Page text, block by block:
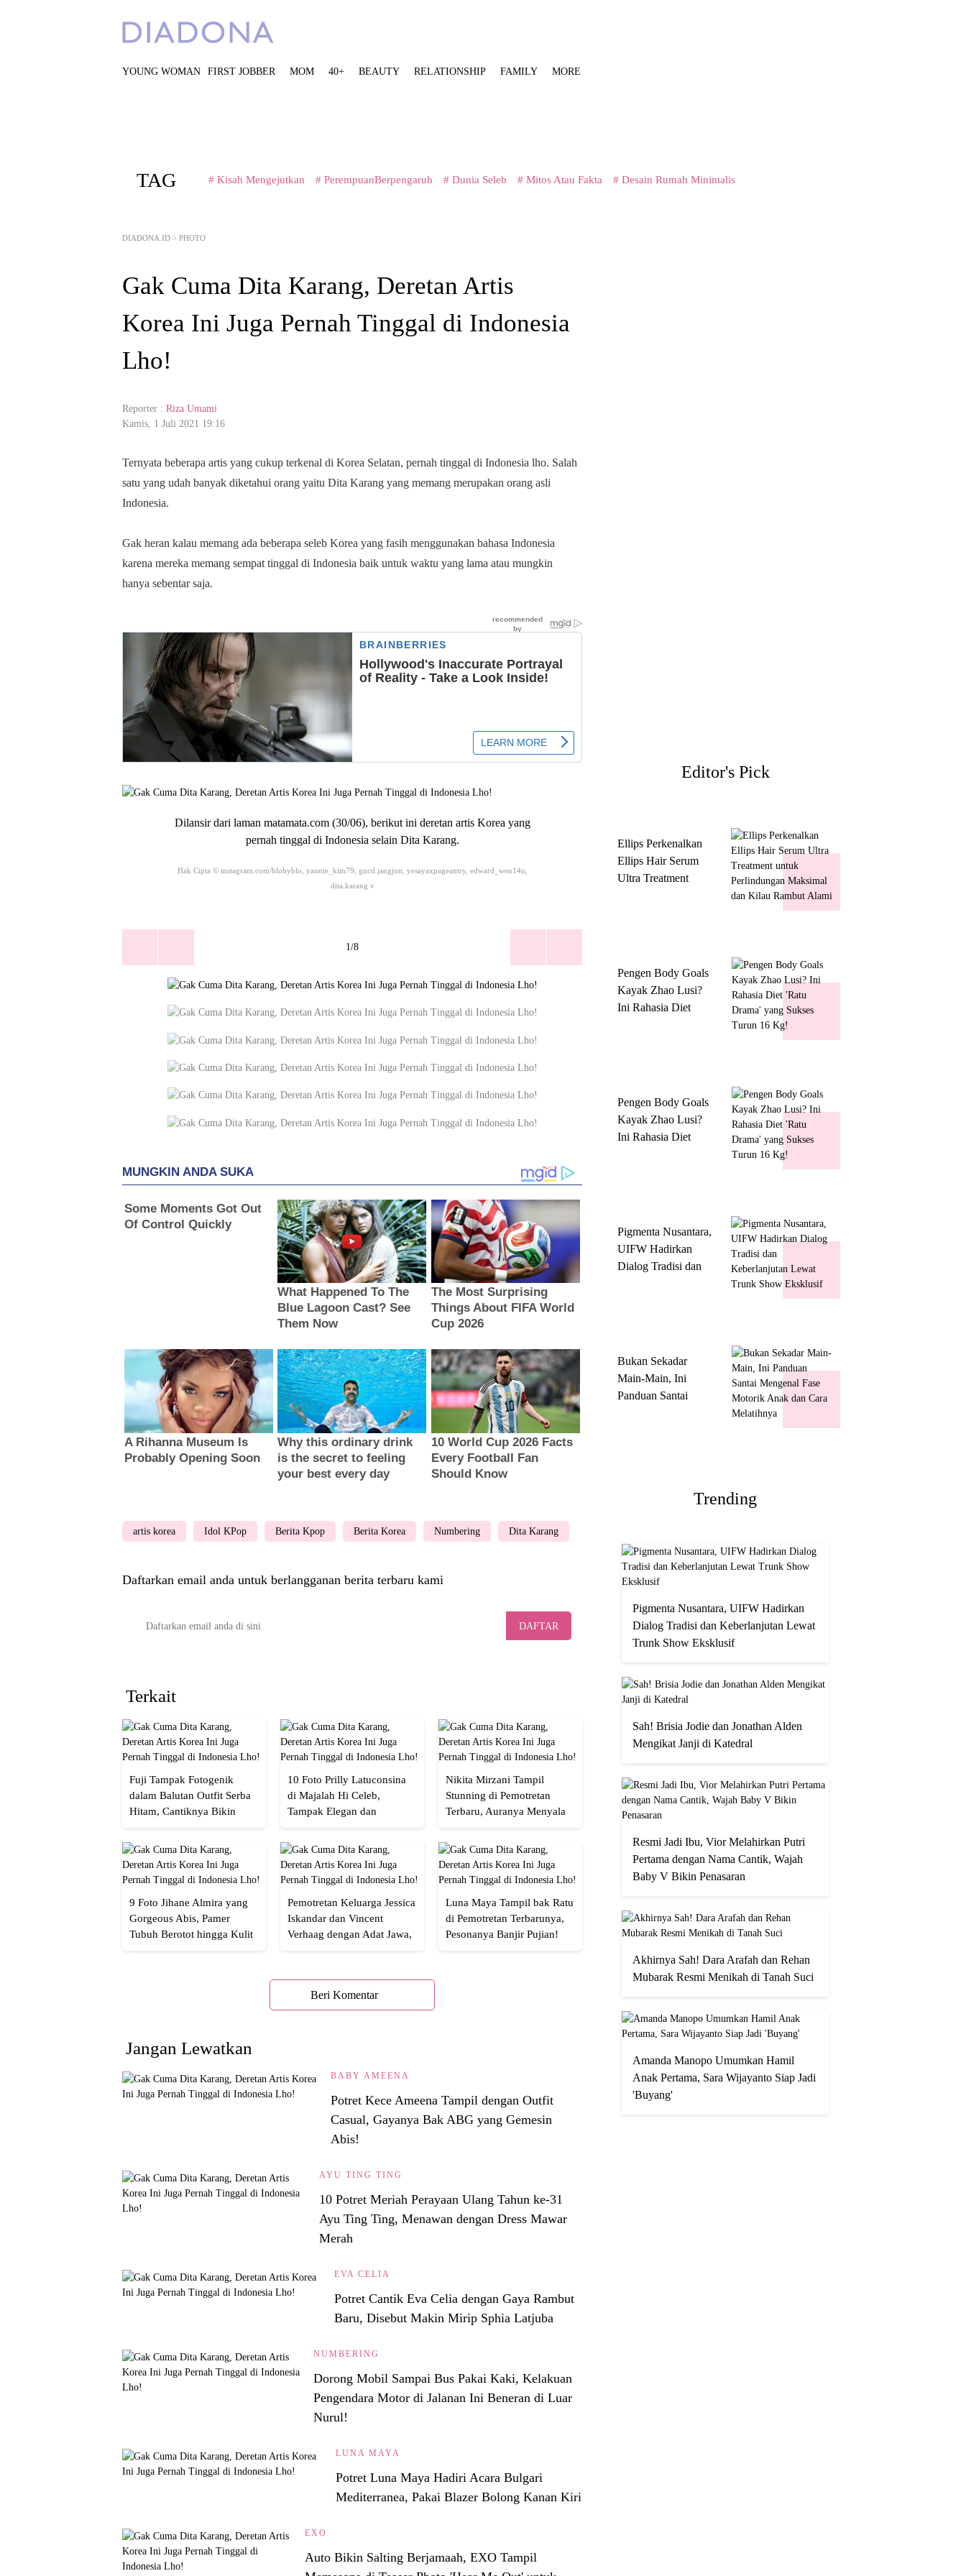
YOUNG WOMAN FIRST JOBBER MOM 40+ BEAUTY RELATIONSHIP FAMILY MORE
TAG # Kisah Mengejutkan # PerempuanBerpengaruh # Dunia Seleb # Mitos Atau Fakta # Desain Rumah Minimalis
DIADONA.ID > PHOTO
Gak Cuma Dita Karang, Deretan Artis
Korea Ini Juga Pernah Tinggal di Indonesia
Lho!
Reporter : Riza Umami
Kamis, 1 Juli 2021 19:16
Ternyata beberapa artis yang cukup terkenal di Korea Selatan, pernah tinggal di Indonesia lho. Salah
satu yang udah banyak diketahui orang yaitu Dita Karang yang memang merupakan orang asli
Indonesia.
Gak heran kalau memang ada beberapa seleb Korea yang fasih menggunakan bahasa Indonesia
karena mereka memang sempat tinggal di Indonesia baik untuk waktu yang lama atau mungkin
hanya sebentar saja.
Dilansir dari laman matamata.com (30/06), berikut ini deretan artis Korea yang
pernah tinggal di Indonesia selain Dita Karang.
Hak Cipta © instagram.com/blobyblo, yannie_kim79, gncd.jangjun, yesayaxpageantry, edward_wen14u,
dita.karang v
1/8
artis korea Idol KPop Berita Kpop Berita Korea Numbering Dita Karang
Daftarkan email anda untuk berlangganan berita terbaru kami
DAFTAR
Terkait
Fuji Tampak Fotogenik
dalam Balutan Outfit Serba
Hitam, Cantiknya Bikin
10 Foto Prilly Latuconsina
di Majalah Hi Celeb,
Tampak Elegan dan
Nikita Mirzani Tampil
Stunning di Pemotretan
Terbaru, Auranya Menyala
9 Foto Jihane Almira yang
Gorgeous Abis, Pamer
Tubuh Berotot hingga Kulit
Pemotretan Keluarga Jessica
Iskandar dan Vincent
Verhaag dengan Adat Jawa,
Luna Maya Tampil bak Ratu
di Pemotretan Terbarunya,
Pesonanya Banjir Pujian!
Beri Komentar
Jangan Lewatkan
BABY AMEENA
Potret Kece Ameena Tampil dengan Outfit
Casual, Gayanya Bak ABG yang Gemesin
Abis!
AYU TING TING
10 Potret Meriah Perayaan Ulang Tahun ke-31
Ayu Ting Ting, Menawan dengan Dress Mawar
Merah
EVA CELIA
Potret Cantik Eva Celia dengan Gaya Rambut
Baru, Disebut Makin Mirip Sphia Latjuba
NUMBERING
Dorong Mobil Sampai Bus Pakai Kaki, Kelakuan
Pengendara Motor di Jalanan Ini Beneran di Luar
Nurul!
LUNA MAYA
Potret Luna Maya Hadiri Acara Bulgari
Mediterranea, Pakai Blazer Bolong Kanan Kiri
EXO
Auto Bikin Salting Berjamaah, EXO Tampil
Editor's Pick
Ellips Perkenalkan
Ellips Hair Serum
Ultra Treatment
Pengen Body Goals
Kayak Zhao Lusi?
Ini Rahasia Diet
Pengen Body Goals
Kayak Zhao Lusi?
Ini Rahasia Diet
Pigmenta Nusantara,
UIFW Hadirkan
Dialog Tradisi dan
Bukan Sekadar
Main-Main, Ini
Panduan Santai
Trending
Pigmenta Nusantara, UIFW Hadirkan
Dialog Tradisi dan Keberlanjutan Lewat
Trunk Show Eksklusif
Sah! Brisia Jodie dan Jonathan Alden
Mengikat Janji di Katedral
Resmi Jadi Ibu, Vior Melahirkan Putri
Pertama dengan Nama Cantik, Wajah
Baby V Bikin Penasaran
Akhirnya Sah! Dara Arafah dan Rehan
Mubarak Resmi Menikah di Tanah Suci
Amanda Manopo Umumkan Hamil
Anak Pertama, Sara Wijayanto Siap Jadi
'Buyang'